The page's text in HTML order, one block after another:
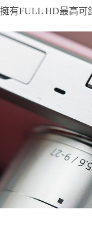
擁有FULL HD最高可